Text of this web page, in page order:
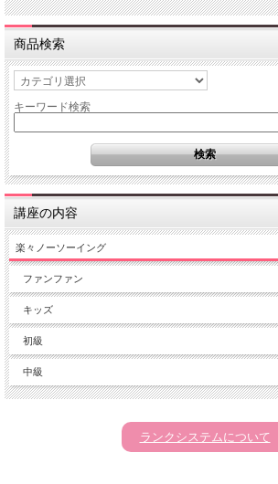
商品検索
キーワード検索
講座の内容
楽々ノーソーイング
ファンファン
キッズ
初級
中級
ランクシステムについて